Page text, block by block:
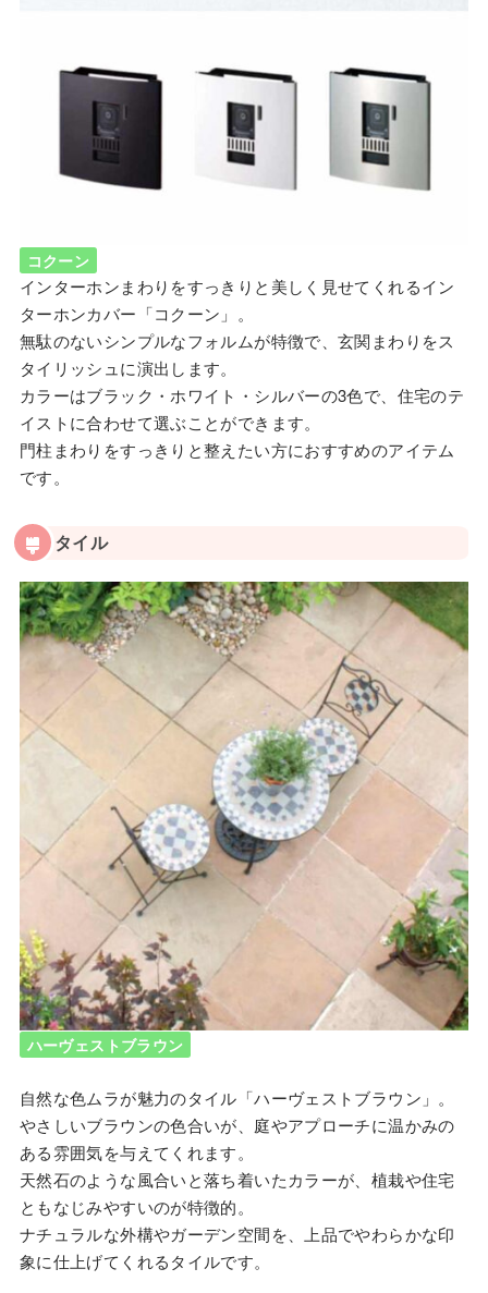
コクーン
インターホンまわりをすっきりと美しく見せてくれるイン
ターホンカバー「コクーン」。
無駄のないシンプルなフォルムが特徴で、玄関まわりをス
タイリッシュに演出します。
カラーはブラック・ホワイト・シルバーの3色で、住宅のテ
イストに合わせて選ぶことができます。
門柱まわりをすっきりと整えたい方におすすめのアイテム
です。
タイル
ハーヴェストブラウン
自然な色ムラが魅力のタイル「ハーヴェストブラウン」。
やさしいブラウンの色合いが、庭やアプローチに温かみの
ある雰囲気を与えてくれます。
天然石のような風合いと落ち着いたカラーが、植栽や住宅
ともなじみやすいのが特徴的。
ナチュラルな外構やガーデン空間を、上品でやわらかな印
象に仕上げてくれるタイルです。